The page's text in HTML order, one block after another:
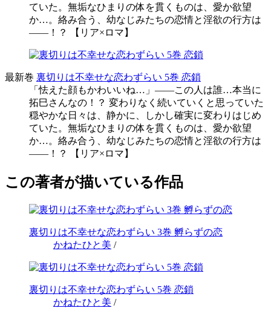
ていた。無垢なひまりの体を貫くものは、愛か欲望
か…。絡み合う、幼なじみたちの恋情と淫欲の行方は
――！？ 【リア×ロマ】
最新巻 裏切りは不幸せな恋わずらい 5巻 恋鎖
「怯えた顔もかわいいね…」――この人は誰…本当に
拓巳さんなの！？ 変わりなく続いていくと思っていた
穏やかな日々は、静かに、しかし確実に変わりはじめ
ていた。無垢なひまりの体を貫くものは、愛か欲望
か…。絡み合う、幼なじみたちの恋情と淫欲の行方は
――！？ 【リア×ロマ】
この著者が描いている作品
裏切りは不幸せな恋わずらい 3巻 孵らずの恋
かねたひと美 /
裏切りは不幸せな恋わずらい 5巻 恋鎖
かねたひと美 /